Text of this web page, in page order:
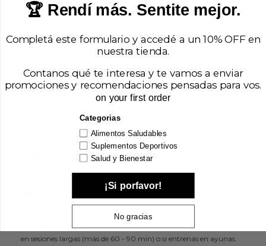
Tipo Qué incluye
estándar
conviene
3 aminoácidos
valina)
5 - 10 g
Durante
ayunas
aminoácidos
esenciales
? Cómo y cuándo tomarlos
Dosis estándar:5 a 10 g por toma.
en agua fría -- quedan refrescantes durante el
entrenamiento.
Momento ideal #1 -- Durante el entrenamiento:
en sesiones largas (más de 60 - 90 min) o si entrenás en ayunas.
🏆 Rendí más. Sentite mejor.
Completá este formulario y accedé a un 10% OFF en
nuestra tienda.
Contanos qué te interesa y te vamos a enviar
promociones y recomendaciones pensadas para vos.
on your first order
Categorias
Alimentos Saludables
Suplementos Deportivos
Salud y Bienestar
¡Si porfavor!
No gracias